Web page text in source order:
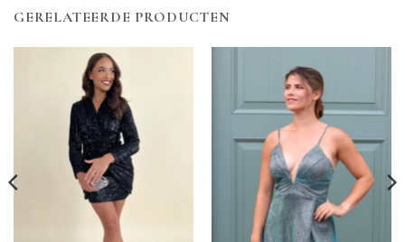
GERELATEERDE PRODUCTEN